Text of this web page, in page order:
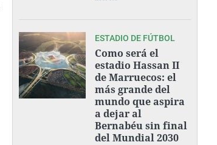
ESTADIO DE FÚTBOL
Como será el
estadio Hassan II
de Marruecos: el
más grande del
mundo que aspira
a dejar al
Bernabéu sin final
del Mundial 2030